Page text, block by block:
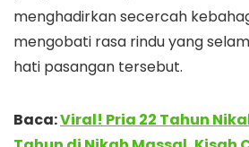
menghadirkan secercah
mengobati rasa rindu yang
hati pasangan tersebut.
Baca:Viral! Pria 22 Tahun